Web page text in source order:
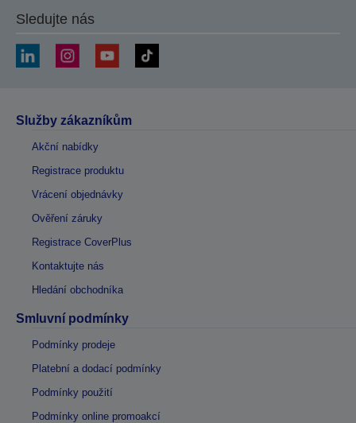
Sledujte nás
Služby zákazníkům
Akční nabídky
Registrace produktu
Vrácení objednávky
Ověření záruky
Registrace CoverPlus
Kontaktujte nás
Hledání obchodníka
Smluvní podmínky
Podmínky prodeje
Platební a dodací podmínky
Podmínky použití
Podmínky online promoakcí